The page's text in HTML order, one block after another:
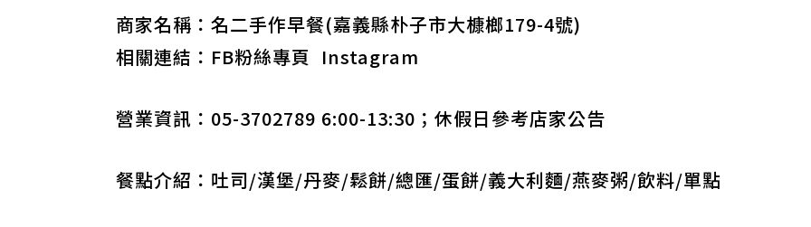
商家名稱：名二手作早餐(嘉義縣朴子市大槺榔179-4號)
相關連結： FB粉絲專頁 Instagram
營業資訊：05-3702789 6:00-13:30；休假日參考店家公告
餐點介紹：吐司/漢堡/丹麥/鬆餅/總匯/蛋餅/義大利麵/燕麥粥/飲料/單點